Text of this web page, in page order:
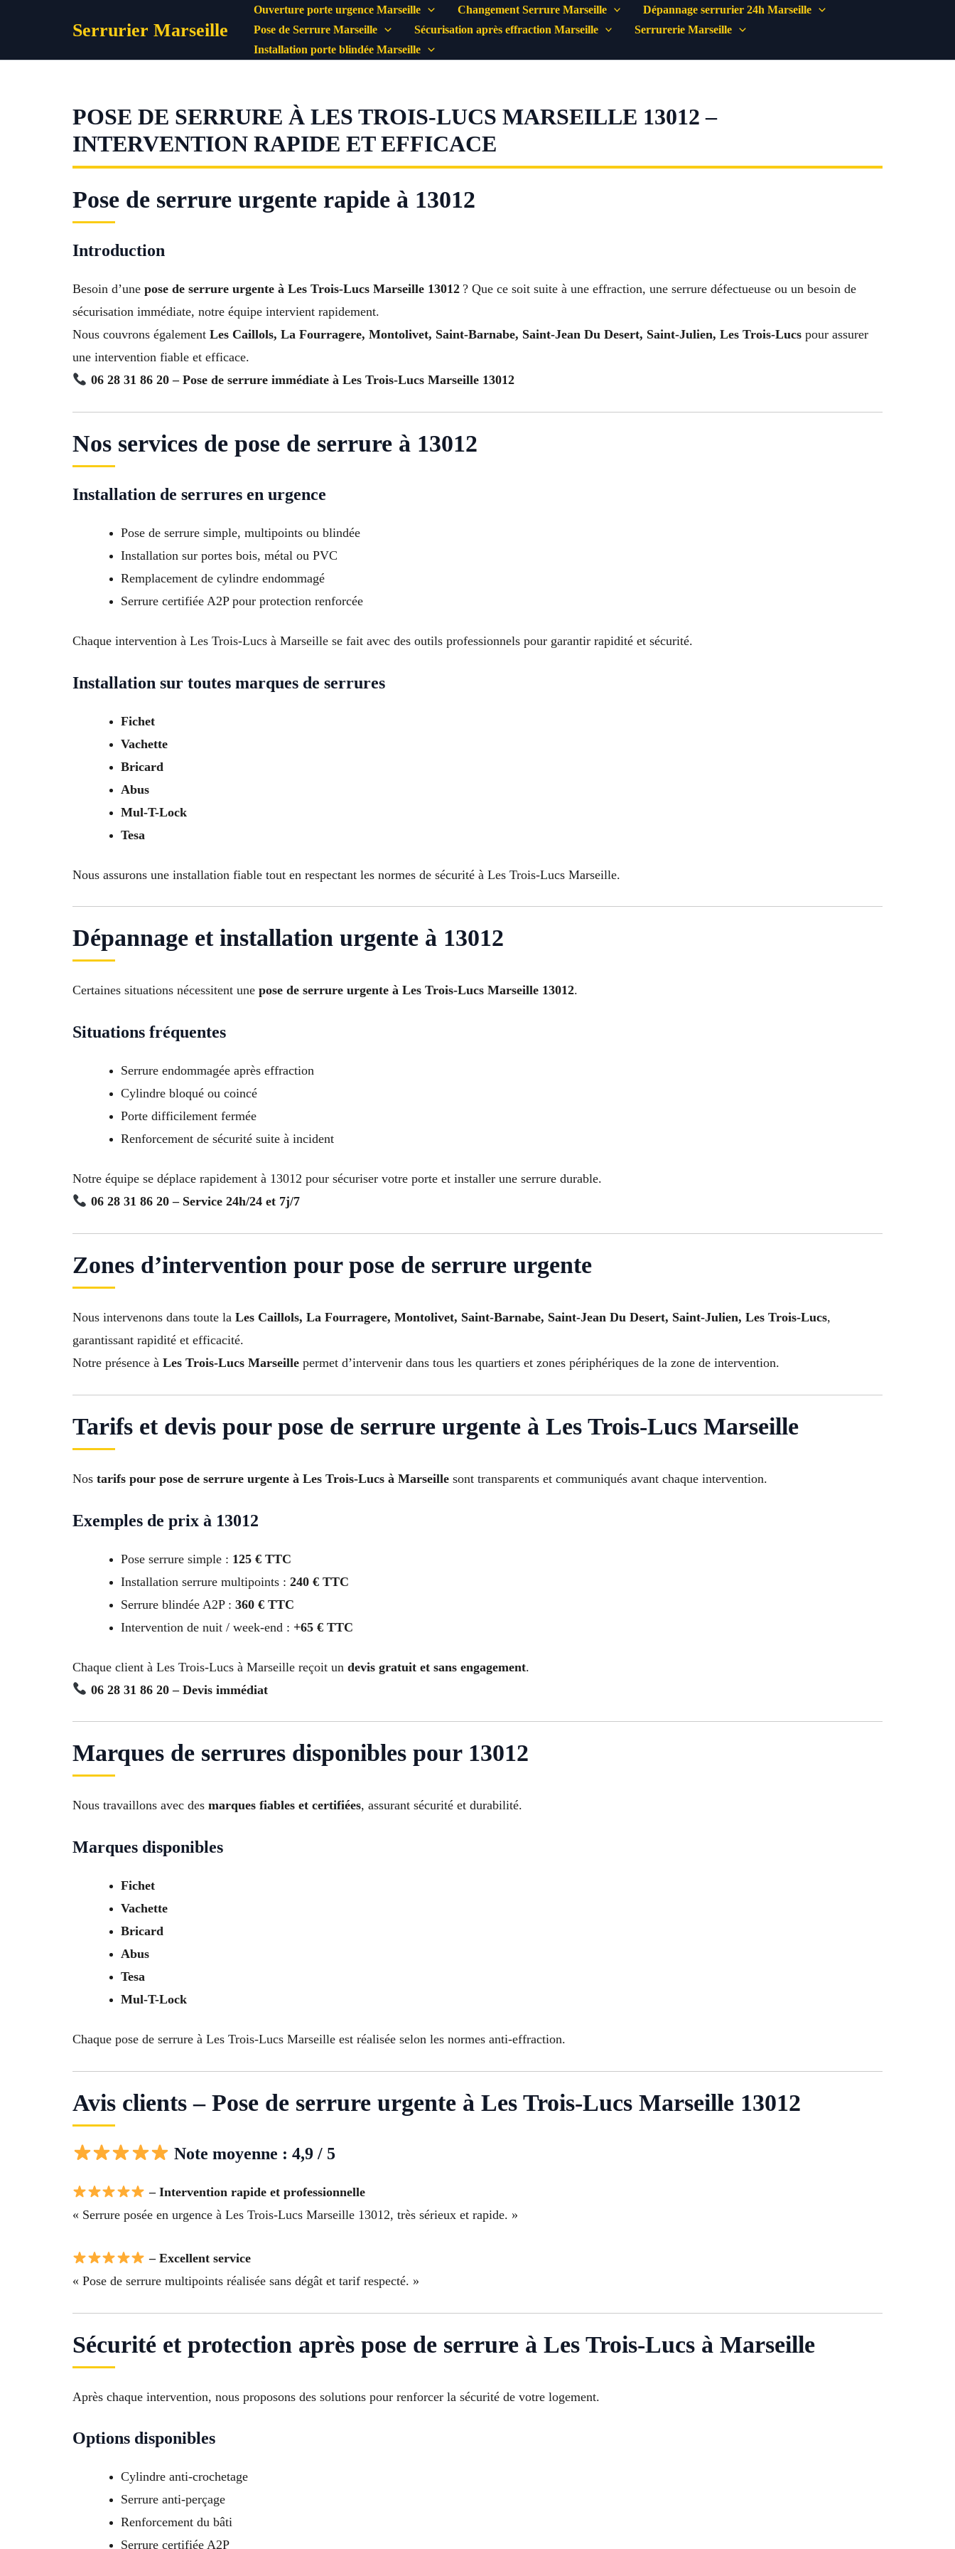
Serrurier Marseille
Ouverture porte urgence Marseille Changement Serrure Marseille
Dépannage serrurier 24h Marseille
Pose de Serrure Marseille
Sécurisation après effraction Marseille
Serrurerie Marseille
Installation porte blindée Marseille
POSE DE SERRURE À LES TROIS-LUCS MARSEILLE 13012 –
INTERVENTION RAPIDE ET EFFICACE
Pose de serrure urgente rapide à 13012
Introduction
Besoin d’une pose de serrure urgente à Les Trois-Lucs Marseille 13012 ? Que ce soit suite à une effraction, une serrure défectueuse ou un besoin de
sécurisation immédiate, notre équipe intervient rapidement.
Nous couvrons également Les Caillols, La Fourragere, Montolivet, Saint-Barnabe, Saint-Jean Du Desert, Saint-Julien, Les Trois-Lucs pour assurer
une intervention fiable et efficace.
06 28 31 86 20 – Pose de serrure immédiate à Les Trois-Lucs Marseille 13012
Nos services de pose de serrure à 13012
Installation de serrures en urgence
Pose de serrure simple, multipoints ou blindée
Installation sur portes bois, métal ou PVC
Remplacement de cylindre endommagé
Serrure certifiée A2P pour protection renforcée
Chaque intervention à Les Trois-Lucs à Marseille se fait avec des outils professionnels pour garantir rapidité et sécurité.
Installation sur toutes marques de serrures
Fichet
Vachette
Bricard
Abus
Mul-T-Lock
Tesa
Nous assurons une installation fiable tout en respectant les normes de sécurité à Les Trois-Lucs Marseille.
Dépannage et installation urgente à 13012
Certaines situations nécessitent une pose de serrure urgente à Les Trois-Lucs Marseille 13012.
Situations fréquentes
Serrure endommagée après effraction
Cylindre bloqué ou coincé
Porte difficilement fermée
Renforcement de sécurité suite à incident
Notre équipe se déplace rapidement à 13012 pour sécuriser votre porte et installer une serrure durable.
06 28 31 86 20 – Service 24h/24 et 7j/7
Zones d’intervention pour pose de serrure urgente
Nous intervenons dans toute la Les Caillols, La Fourragere, Montolivet, Saint-Barnabe, Saint-Jean Du Desert, Saint-Julien, Les Trois-Lucs,
garantissant rapidité et efficacité.
Notre présence à Les Trois-Lucs Marseille permet d’intervenir dans tous les quartiers et zones périphériques de la zone de intervention.
Tarifs et devis pour pose de serrure urgente à Les Trois-Lucs Marseille
Nos tarifs pour pose de serrure urgente à Les Trois-Lucs à Marseille sont transparents et communiqués avant chaque intervention.
Exemples de prix à 13012
Pose serrure simple : 125 € TTC
Installation serrure multipoints : 240 € TTC
Serrure blindée A2P : 360 € TTC
Intervention de nuit / week-end : +65 € TTC
Chaque client à Les Trois-Lucs à Marseille reçoit un devis gratuit et sans engagement.
06 28 31 86 20 – Devis immédiat
Marques de serrures disponibles pour 13012
Nous travaillons avec des marques fiables et certifiées, assurant sécurité et durabilité.
Marques disponibles
Fichet
Vachette
Bricard
Abus
Tesa
Mul-T-Lock
Chaque pose de serrure à Les Trois-Lucs Marseille est réalisée selon les normes anti-effraction.
Avis clients – Pose de serrure urgente à Les Trois-Lucs Marseille 13012
Note moyenne : 4,9 / 5
– Intervention rapide et professionnelle
« Serrure posée en urgence à Les Trois-Lucs Marseille 13012, très sérieux et rapide. »
– Excellent service
« Pose de serrure multipoints réalisée sans dégât et tarif respecté. »
Sécurité et protection après pose de serrure à Les Trois-Lucs à Marseille
Après chaque intervention, nous proposons des solutions pour renforcer la sécurité de votre logement.
Options disponibles
Cylindre anti-crochetage
Serrure anti-perçage
Renforcement du bâti
Serrure certifiée A2P